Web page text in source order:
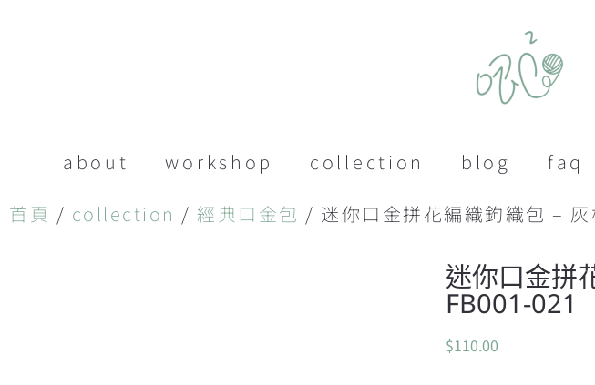
about workshop collection blog faq
首頁 / collection / 經典口金包 / 迷你口金拼花編織鉤織包 –
迷你口金拼
FB001-021
$110.00